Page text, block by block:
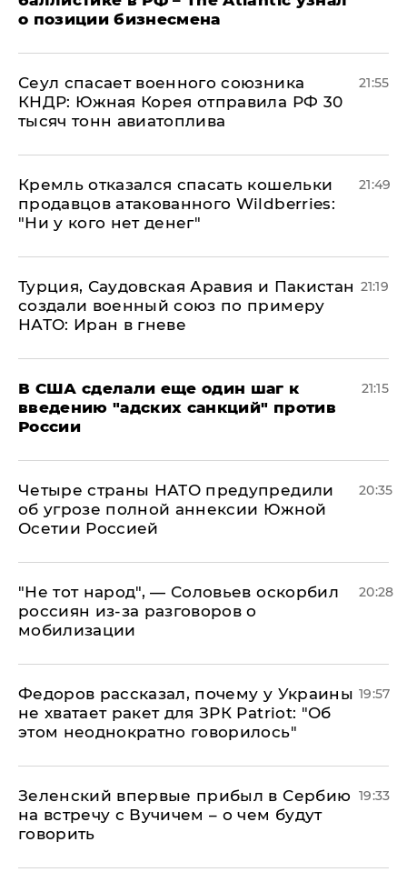
о позиции бизнесмена
​Сеул спасает военного союзника
КНДР: Южная Корея отправила РФ 30
тысяч тонн авиатоплива
21:55
Кремль отказался спасать кошельки
продавцов атакованного Wildberries:
"Ни у кого нет денег"
21:49
Турция, Саудовская Аравия и Пакистан
создали военный союз по примеру
НАТО: Иран в гневе
21:19
В США сделали еще один шаг к
введению "адских санкций" против
России
21:15
Четыре страны НАТО предупредили
об угрозе полной аннексии Южной
Осетии Россией
20:35
​"Не тот народ", — Соловьев оскорбил
россиян из-за разговоров о
мобилизации
20:28
Федоров рассказал, почему у Украины
не хватает ракет для ЗРК Patriot: "Об
этом неоднократно говорилось"
19:57
Зеленский впервые прибыл в Сербию
на встречу с Вучичем – о чем будут
говорить
19:33